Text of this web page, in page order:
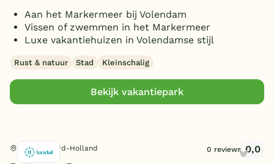
Aan het Markermeer bij Volendam
Vissen of zwemmen in het Markermeer
Luxe vakantiehuizen in Volendamse stijl
Rust & natuur Stad Kleinschalig
Bekijk vakantiepark
Petten, Noord-Holland 0 reviews 0,0